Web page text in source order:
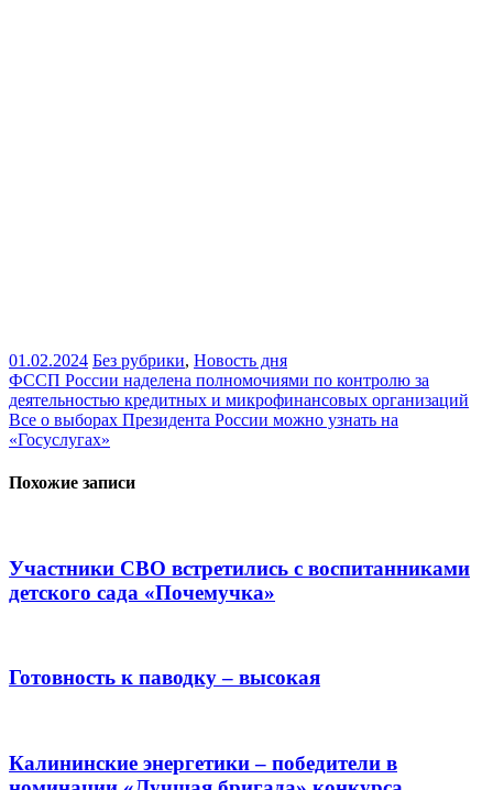
01.02.2024 Без рубрики, Новость дня
Навигация
по
записям
ФССП России наделена полномочиями по контролю за
деятельностью кредитных и микрофинансовых организаций
Все о выборах Президента России можно узнать на
«Госуслугах»
Похожие записи
Участники СВО встретились с воспитанниками
детского сада «Почемучка»
Готовность к паводку – высокая
Калининские энергетики – победители в